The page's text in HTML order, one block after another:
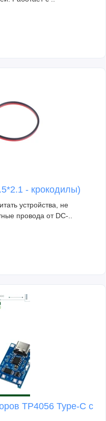
- крокодилы)
устройства, не
провода от DC-..
TP4056 Type-C с